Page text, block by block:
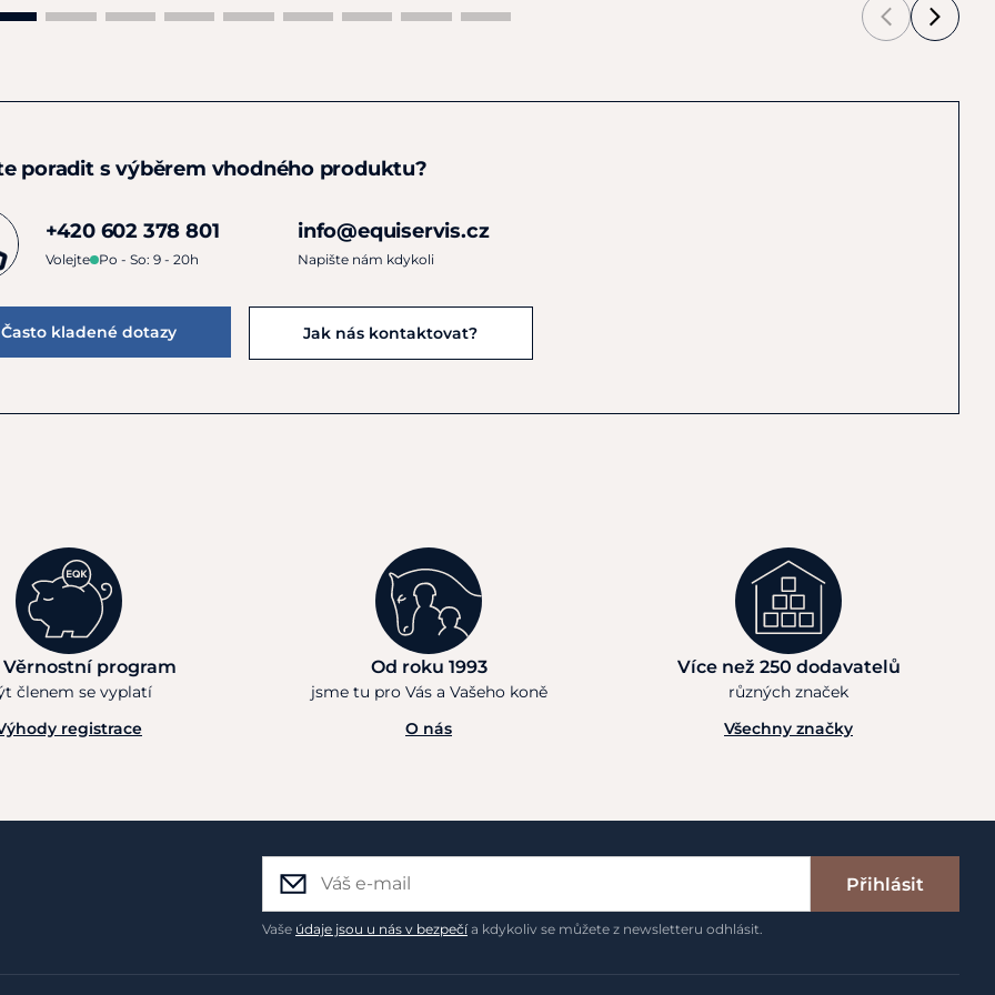
poradit s výběrem vhodného produktu?
+420 602 378 801
Volejte Po - So: 9 - 20h
info@equiservis.cz
Napište nám kdykoli
Často kladené dotazy Jak nás kontaktovat?
Věrnostní program
členem se vyplatí
registrace
Od roku 1993
jsme tu pro Vás a Vašeho koně
O nás
Více než 250 dodavatelů
různých značek
Všechny značky
Přihlásit
Vaše údaje jsou u nás v bezpečía kdykoliv se můžete z newsletteru odhlásit.